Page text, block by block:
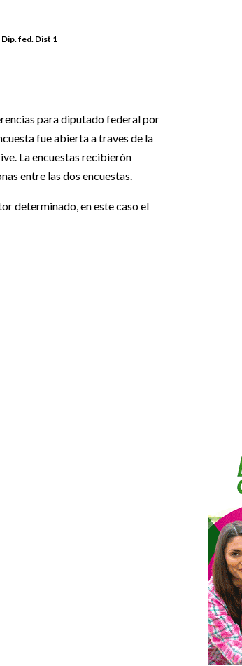
fed. Dist 1
para diputado federal por
fue abierta a traves de la
La encuestas recibierón
entre las dos encuestas.
determinado, en este caso el